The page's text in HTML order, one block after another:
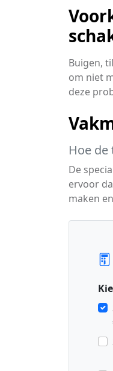
Buigen,
om niet
deze
Hoe
De
ervoor
maken